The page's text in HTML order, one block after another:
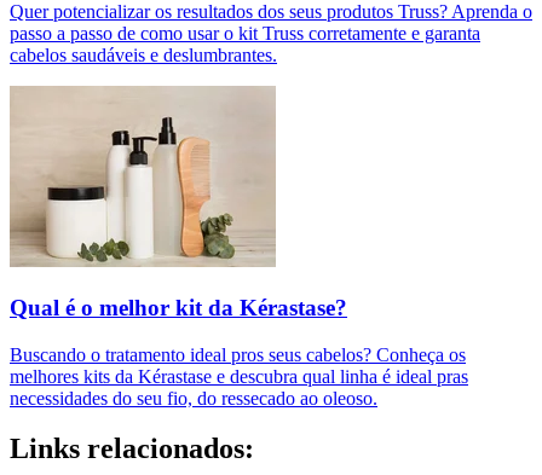
Quer potencializar os resultados dos seus produtos Truss? Aprenda o
passo a passo de como usar o kit Truss corretamente e garanta
cabelos saudáveis e deslumbrantes.
Qual é o melhor kit da Kérastase?
Buscando o tratamento ideal pros seus cabelos? Conheça os
melhores kits da Kérastase e descubra qual linha é ideal pras
necessidades do seu fio, do ressecado ao oleoso.
Links relacionados: